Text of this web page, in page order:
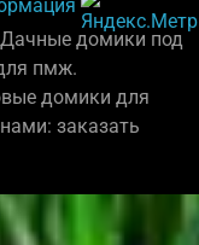
домики под
пмж.
домики для
заказать